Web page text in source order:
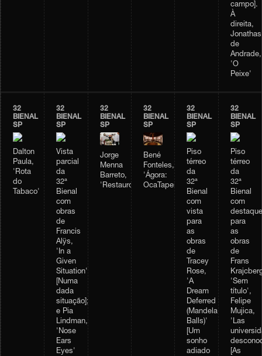
campo].
À
direita,
Jonathas
de
Andrade,
'O
Peixe'
32
BIENAL
SP
Dalton
Paula,
'Rota
do
Tabaco'
32
BIENAL
SP
Vista
parcial
da
32ª
Bienal
com
obras
de
Francis
Alÿs,
'In a
Given
Situation'
[Numa
dada
situação];
e Pia
Lindman,
'Nose
Ears
Eyes'
32
BIENAL
SP
Jorge
Menna
Barreto,
'Restauro'
32
BIENAL
SP
Bené
Fonteles,
'Ágora:
OcaTaperaTerreiro'
32
BIENAL
SP
Piso
térreo
da
32ª
Bienal
com
vista
para
as
obras
de
Tracey
Rose,
'A
Dream
Deferred
(Mandela
Balls)'
[Um
sonho
adiado
32
BIENAL
SP
Piso
térreo
da
32ª
Bienal
com
destaque
para
as
obras
de
Frans
'Sem
título',
Felipe
Mujica,
'Las
[As